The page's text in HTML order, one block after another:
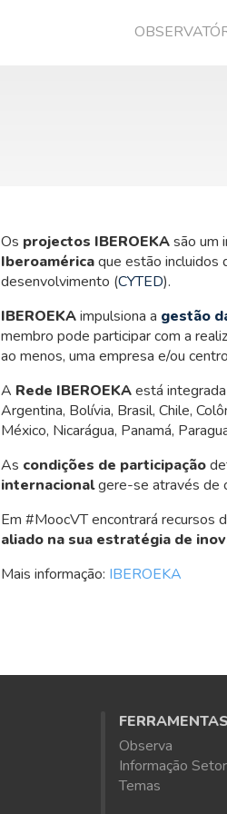
Os projectos IBEROEKAsão um
Iberoaméricaque estão incluidos
desenvolvimento (CYTED).
IBEROEKAimpulsiona a gestão
membro pode participar com a
ao menos, uma empresa e/ou
A Rede IBEROEKAestá
Argentina, Bolívia, Brasil, Chile,
México, Nicarágua, Panamá,
As condições de participação
internacionalgere-se através de
Em #MoocVTencontrará recursos
aliado na sua estratégia de
Mais informação: IBEROEKA
FERRAMENTAS
Observa
Informação
Temas